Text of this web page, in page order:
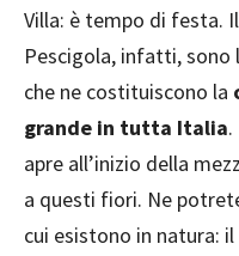
Villa: è tempo di festa.
Pescigola, infatti, sono
che ne costituiscono la
grande in tutta Italia
apre all’inizio della
a questi fiori. Ne
cui esistono in natura: